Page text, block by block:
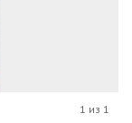
1 из 1